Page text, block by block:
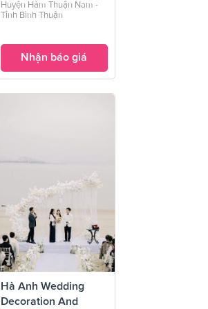
Huyện Hàm Thuận Nam -
Tỉnh Bình Thuận
Nhận báo giá
Hà Anh Wedding
Decoration And